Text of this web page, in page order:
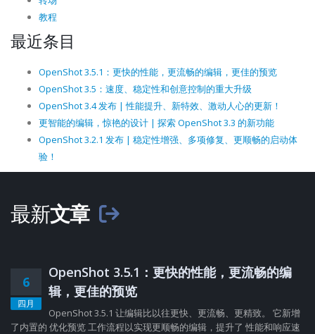
教程
最近条目
OpenShot 3.5.1：更快的性能，更流畅的编辑，更佳的预览
OpenShot 3.5：速度、稳定性和创意控制的重大升级
OpenShot 3.4 发布 | 性能提升、新特效、激动人心的更新！
更智能的编辑，惊艳的设计 | 探索 OpenShot 3.3 的新功能
OpenShot 3.2.1 发布 | 稳定性增强、多项修复、更顺畅的启动体
验！
最新文章
6
四月
OpenShot 3.5.1：更快的性能，更流畅的编
辑，更佳的预览
OpenShot 3.5.1 让编辑比以往更快、更流畅、更精致。 它新增
了内置的 优化预览 工作流程以实现更顺畅的编辑，提升了 性能和响应速